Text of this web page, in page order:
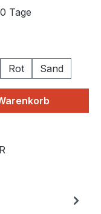
Tage
Rot Sand